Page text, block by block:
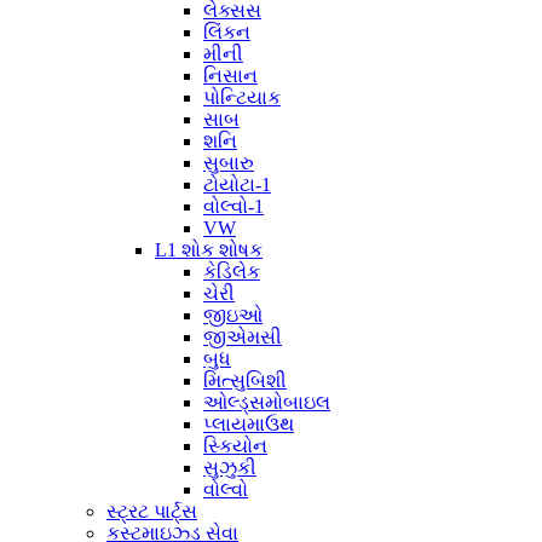
લેક્સસ
લિંકન
મીની
નિસાન
પોન્ટિયાક
સાબ
શનિ
સુબારુ
ટોયોટા-1
વોલ્વો-1
VW
L1 શોક શોષક
કેડિલેક
ચેરી
જીઇઓ
જીએમસી
બુધ
મિત્સુબિશી
ઓલ્ડ્સમોબાઇલ
પ્લાયમાઉથ
સ્કિયોન
સુઝુકી
વોલ્વો
સ્ટ્રટ પાર્ટ્સ
કસ્ટમાઇઝ્ડ સેવા